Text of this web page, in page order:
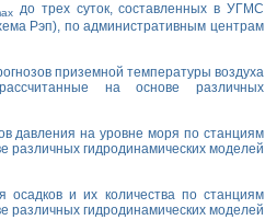
до трех суток, составленных в УГМС
Рэп), по административным центрам
приземной температуры воздуха
на основе различных
давления на уровне моря по станциям
различных гидродинамических моделей
осадков и их количества по станциям
различных гидродинамических моделей